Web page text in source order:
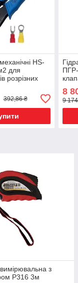
HS-
для
розрізних
392,86 ₴
8
9
з
Р316 3м